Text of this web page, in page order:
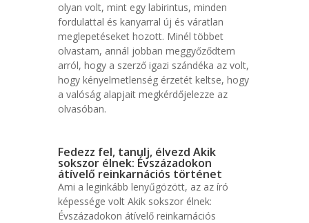
olyan volt, mint egy labirintus, minden
fordulattal és kanyarral új és váratlan
meglepetéseket hozott. Minél többet
olvastam, annál jobban meggyőződtem
arról, hogy a szerző igazi szándéka az volt,
hogy kényelmetlenség érzetét keltse, hogy
a valóság alapjait megkérdőjelezze az
olvasóban.
Fedezz fel, tanulj, élvezd Akik
sokszor élnek: Évszázadokon
átívelő reinkarnációs történet
Ami a leginkább lenyűgözött, az az író
képessége volt Akik sokszor élnek:
Évszázadokon átívelő reinkarnációs